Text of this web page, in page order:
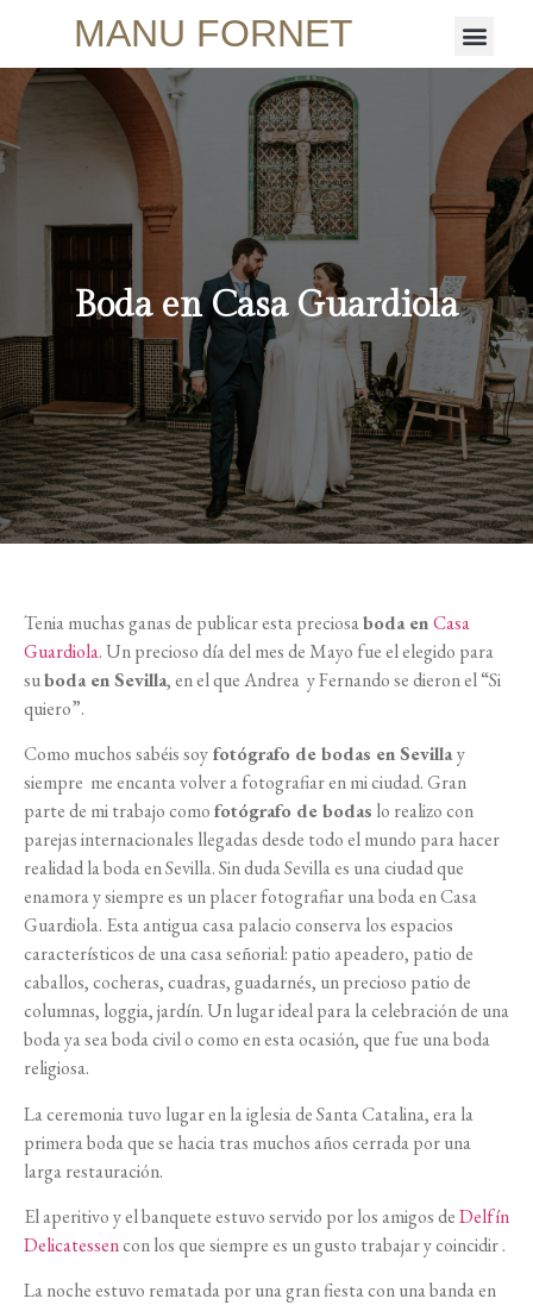
MANU FORNET
Boda en Casa Guardiola
Tenia muchas ganas de publicar esta preciosaboda enCasa
Guardiola. Un precioso día del mes de Mayo fue el elegido para
suboda en Sevilla, en el que Andrea y Fernando se dieron el “Si
quiero”.
Como muchos sabéis soyfotógrafo de bodas en Sevillay
siempre me encanta volver a fotografiar en mi ciudad. Gran
parte de mi trabajo comofotógrafo de bodas lo realizo con
parejas internacionales llegadas desde todo el mundo para hacer
realidad la boda en Sevilla. Sin duda Sevilla es una ciudad que
enamora y siempre es un placer fotografiar una boda en Casa
Guardiola. Esta antigua casa palacio conserva los espacios
característicos de una casa señorial: patio apeadero, patio de
caballos, cocheras, cuadras, guadarnés, un precioso patio de
columnas, loggia, jardín. Un lugar ideal para la celebración de una
boda ya sea boda civil o como en esta ocasión, que fue una boda
religiosa.
La ceremonia tuvo lugar en la iglesia de Santa Catalina, era la
primera boda que se hacia tras muchos años cerrada por una
larga restauración.
El aperitivo y el banquete estuvo servido por los amigos deDelfín
Delicatessencon los que siempre es un gusto trabajar y coincidir .
La noche estuvo rematada por una gran fiesta con una banda en